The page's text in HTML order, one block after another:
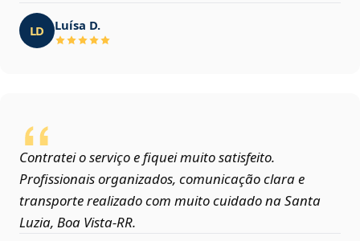
LD Luísa D.
Contratei o serviço e fiquei muito satisfeito.
Profissionais organizados, comunicação clara e
transporte realizado com muito cuidado na Santa
Luzia, Boa Vista‑RR.